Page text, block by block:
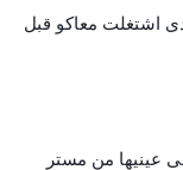
اشتغلت معاكو قبل
عينيها من مستر